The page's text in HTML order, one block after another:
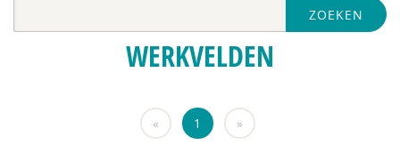
Nederlandse Sportalliantie m.m.v. Stichting
Vreedzaam
Jeugdautoriteit (JA)
ZOEKEN
WERKVELDEN
« 1 »